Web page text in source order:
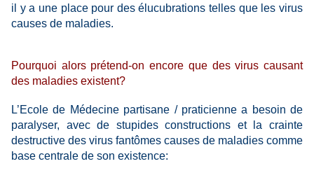
il y a une place pour des élucubrations telles que les virus
causes de maladies.
Pourquoi alors prétend-on encore que des virus causant
des maladies existent?
L’Ecole de Médecine partisane / praticienne a besoin de
paralyser, avec de stupides constructions et la crainte
destructive des virus fantômes causes de maladies comme
base centrale de son existence: